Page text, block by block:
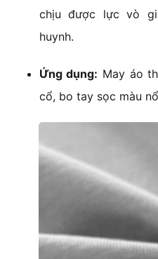
chịu được lực vò
huynh.
Ứng dụng: May áo
cổ, bo tay sọc màu